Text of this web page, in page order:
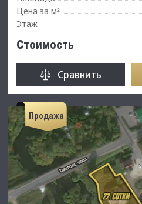
Цена за м²
Этаж
Стоимость
Сравнить
Продажа